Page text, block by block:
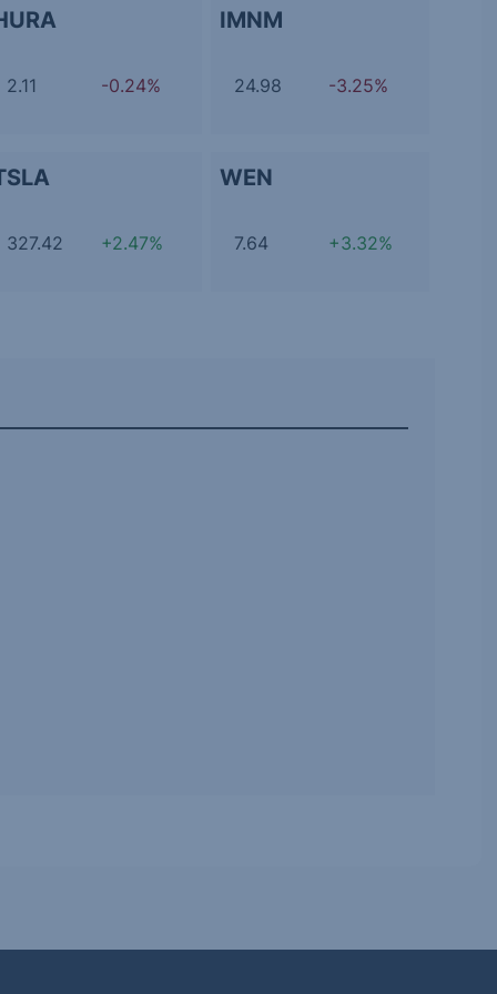
2.11 -0.24%
IMNM
24.98 -3.25%
327.42 +2.47%
WEN
7.64 +3.32%